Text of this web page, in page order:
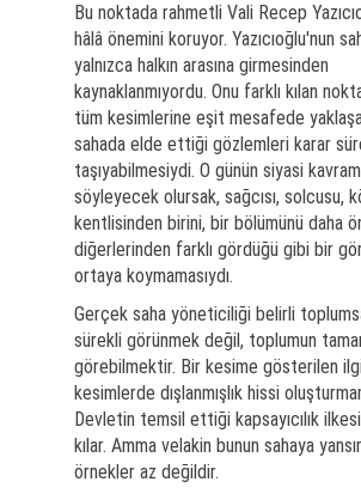
Bu noktada rahmetli Vali Recep
hâlâ önemini koruyor. Yazıcıoğlu'nun
yalnızca halkın arasına girmesinden
kaynaklanmıyordu. Onu farklı kılan
tüm kesimlerine eşit mesafede
sahada elde ettiği gözlemleri karar
taşıyabilmesiydi. O günün siyasi
söyleyecek olursak, sağcısı, solcusu,
kentlisinden birini, bir bölümünü daha
diğerlerinden farklı gördüğü gibi bir
ortaya koymamasıydı.
Gerçek saha yöneticiliği belirli
sürekli görünmek değil, toplumun
görebilmektir. Bir kesime gösterilen
kesimlerde dışlanmışlık hissi
Devletin temsil ettiği kapsayıcılık
kılar. Amma velakin bunun sahaya
örnekler az değildir.